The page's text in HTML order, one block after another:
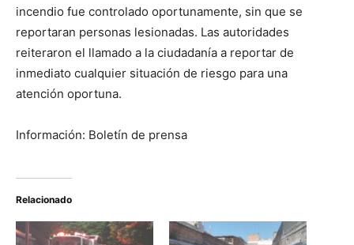
incendio fue controlado oportunamente, sin que se
reportaran personas lesionadas. Las autoridades
reiteraron el llamado a la ciudadanía a reportar de
inmediato cualquier situación de riesgo para una
atención oportuna.
Información: Boletín de prensa
Relacionado